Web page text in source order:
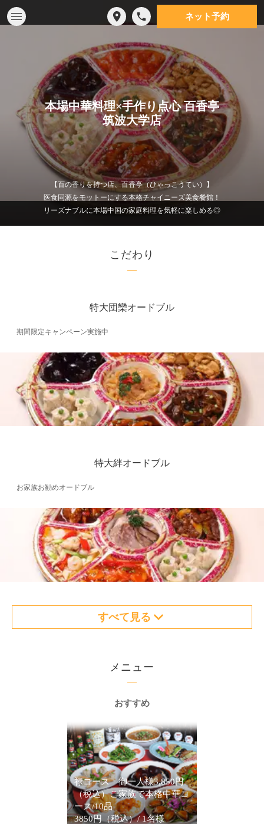
ネット予約
本場中華料理×手作り点心 百香亭
筑波大学店
【百の香りを持つ店、百香亭（ひゃっこうてい）】
医食同源をモットーにする本格チャイニーズ美食餐館！
リーズナブルに本場中国の家庭料理を気軽に楽しめる◎
こだわり
特大団欒オードブル
期間限定キャンペーン実施中
特大絆オードブル
お家族お勧めオードブル
すべて見る
メニュー
おすすめ
禄コース 御一人様3,850円
（税込）ご家族で本格中華コ
ース/10品
3850円（税込）/ 1名様